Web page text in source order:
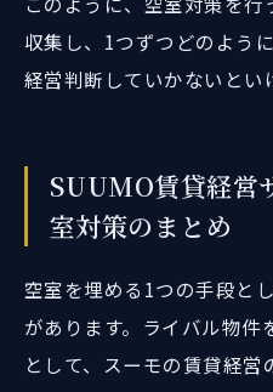
収集し、1つずつどのよう
経営判断していかないとい
SUUMO賃貸経営
室対策のまとめ
空室を埋める1つの手段と
があります。ライバル物件
として、スーモの賃貸経営